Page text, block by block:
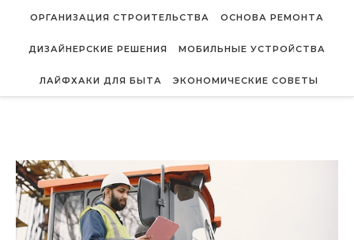
ОРГАНИЗАЦИЯ СТРОИТЕЛЬСТВА ОСНОВА РЕМОНТА
ДИЗАЙНЕРСКИЕ РЕШЕНИЯ МОБИЛЬНЫЕ УСТРОЙСТВА
ЛАЙФХАКИ ДЛЯ БЫТА ЭКОНОМИЧЕСКИЕ СОВЕТЫ